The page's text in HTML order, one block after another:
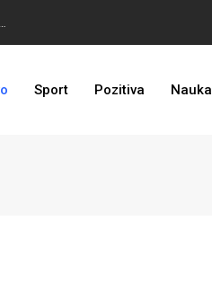
Sport Pozitiva Nauka